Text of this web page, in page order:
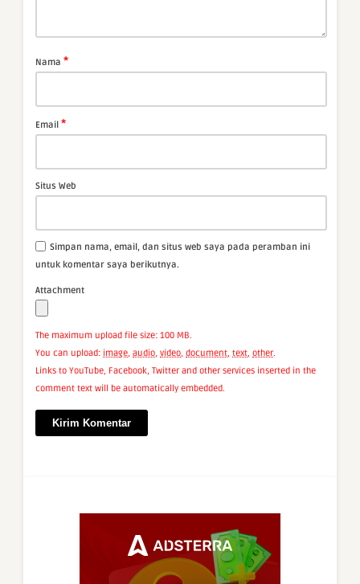
Nama *
Email *
Situs Web
Simpan nama, email, dan situs web saya pada peramban ini
untuk komentar saya berikutnya.
Attachment
The maximum upload file size: 100 MB.
You can upload: image audio video document text other
Links to YouTube, Facebook, Twitter and other services inserted in the
comment text will be automatically embedded.